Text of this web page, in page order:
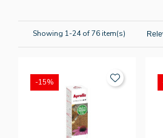
Showing 1-24 of 76 item(s)
-15%